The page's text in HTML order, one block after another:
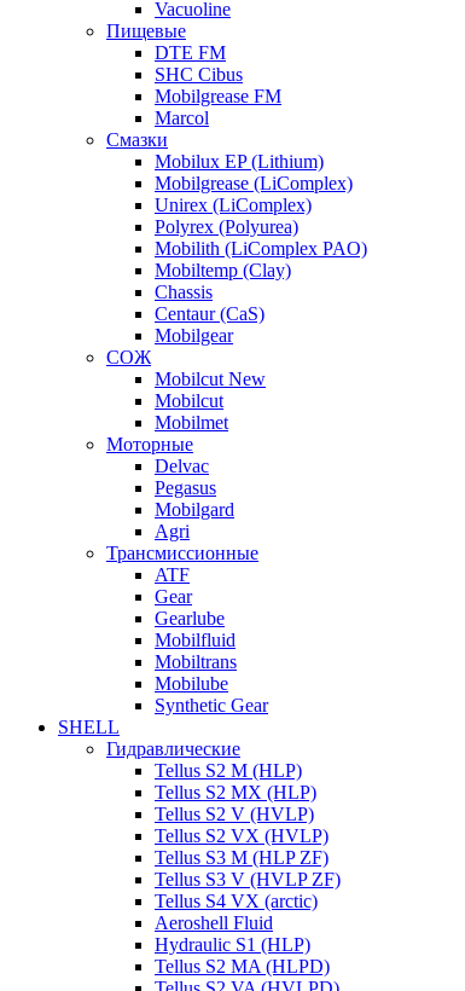
Vacuoline
Пищевые
DTE FM
SHC Cibus
Mobilgrease FM
Marcol
Смазки
Mobilux EP (Lithium)
Mobilgrease (LiComplex)
Unirex (LiComplex)
Polyrex (Polyurea)
Mobilith (LiComplex PAO)
Mobiltemp (Clay)
Chassis
Centaur (CaS)
Mobilgear
СОЖ
Mobilcut New
Mobilcut
Mobilmet
Моторные
Delvac
Pegasus
Mobilgard
Agri
Трансмиссионные
ATF
Gear
Gearlube
Mobilfluid
Mobiltrans
Mobilube
Synthetic Gear
SHELL
Гидравлические
Tellus S2 M (HLP)
Tellus S2 MХ (HLP)
Tellus S2 V (HVLP)
Tellus S2 VX (HVLP)
Tellus S3 M (HLP ZF)
Tellus S3 V (HVLP ZF)
Tellus S4 VX (arctic)
Aeroshell Fluid
Hydraulic S1 (HLP)
Tellus S2 MA (HLPD)